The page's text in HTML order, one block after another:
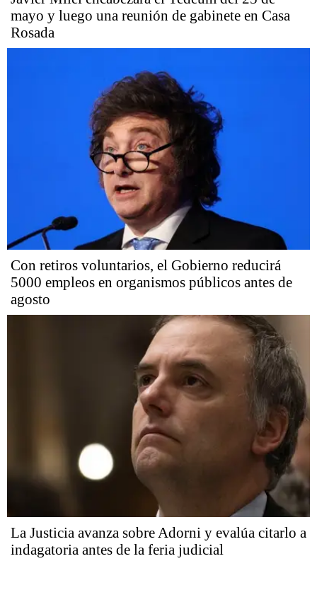
mayo y luego una reunión de gabinete en Casa
Rosada
Con retiros voluntarios, el Gobierno reducirá
5000 empleos en organismos públicos antes de
agosto
La Justicia avanza sobre Adorni y evalúa citarlo a
indagatoria antes de la feria judicial